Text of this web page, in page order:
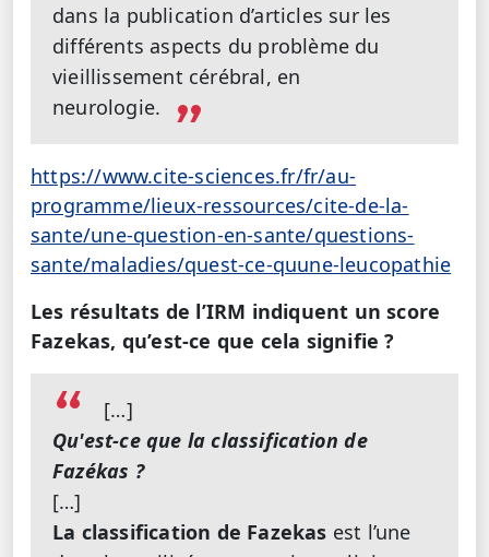
dans la publication d’articles sur les
différents aspects du problème du
vieillissement cérébral, en
neurologie.
https://www.cite-sciences.fr/fr/au-
programme/lieux-ressources/cite-de-la-
sante/une-question-en-sante/questions-
sante/maladies/quest-ce-quune-leucopathie
Les résultats de l’IRM indiquent un score
Fazekas, qu’est-ce que cela signifie ?
[…]
Qu'est-ce que la classification de
Fazékas ?
[…]
La classification de Fazekas est l’une